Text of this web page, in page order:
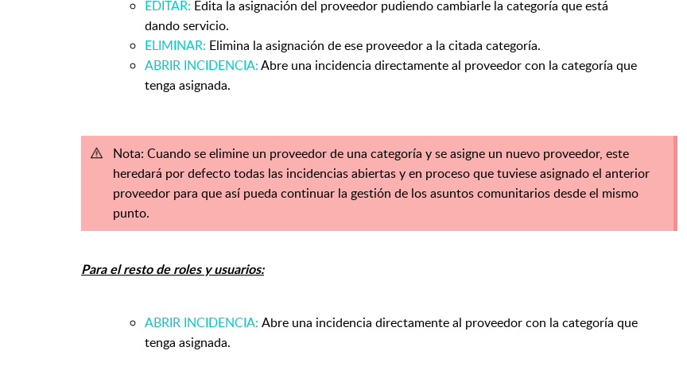
EDITAR: Edita la asignación del proveedor pudiendo cambiarle la categoría que está
dando servicio.
ELIMINAR: Elimina la asignación de ese proveedor a la citada categoría.
ABRIR INCIDENCIA:Abre una incidencia directamente al proveedor con la categoría que
tenga asignada.
Nota: Cuando se elimine un proveedor de una categoría y se asigne un nuevo proveedor, este
heredará por defecto todas las incidencias abiertas y en proceso que tuviese asignado el anterior
proveedor para que así pueda continuar la gestión de los asuntos comunitarios desde el mismo
punto.
Para el resto de roles y usuarios:
ABRIR INCIDENCIA: Abre una incidencia directamente al proveedor con la categoría que
tenga asignada.